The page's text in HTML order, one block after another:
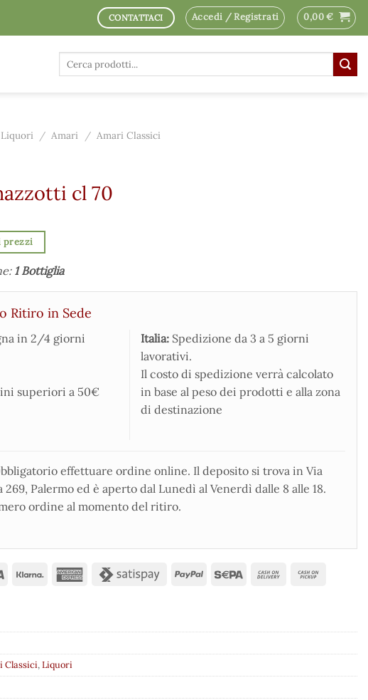
CONTATTACI Accedi / Registrati 0,00€
Cerca:
Liquori / Amari / Amari Classici
cl 70
prezzi
1 Bottiglia
Ritiro in Sede
in 2/4 giorni
superiori a 50€
Italia: Spedizione da 3 a 5 giorni
lavorativi.
Il costo di spedizione verrà calcolato
in base al peso dei prodotti e alla zona
di destinazione
effettuare ordine online. Il deposito si trova in Via
269, Palermo ed è aperto dal Lunedì al Venerdì dalle 8 alle 18.
ordine al momento del ritiro.
Classici,Liquori